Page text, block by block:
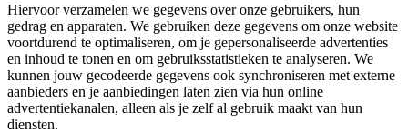
Hiervoor verzamelen we gegevens over onze gebruikers, hun
gedrag en apparaten. We gebruiken deze gegevens om onze website
voortdurend te optimaliseren, om je gepersonaliseerde advertenties
en inhoud te tonen en om gebruiksstatistieken te analyseren. We
kunnen jouw gecodeerde gegevens ook synchroniseren met externe
aanbieders en je aanbiedingen laten zien via hun online
advertentiekanalen, alleen als je zelf al gebruik maakt van hun
diensten.